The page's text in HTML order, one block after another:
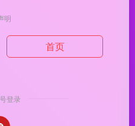
明
首页
登录